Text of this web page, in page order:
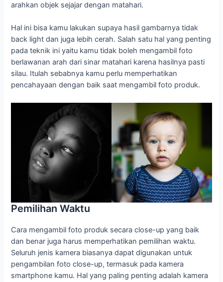
arahkan objek sejajar dengan matahari.
Hal ini bisa kamu lakukan supaya hasil gambarnya tidak
back light dan juga lebih cerah. Salah satu hal yang penting
pada teknik ini yaitu kamu tidak boleh mengambil foto
berlawanan arah dari sinar matahari karena hasilnya pasti
silau. Itulah sebabnya kamu perlu memperhatikan
pencahayaan dengan baik saat mengambil foto produk.
Pemilihan Waktu
Cara mengambil foto produk secara close-up yang baik
dan benar juga harus memperhatikan pemilihan waktu.
Seluruh jenis kamera biasanya dapat digunakan untuk
pengambilan foto close-up, termasuk pada kamera
smartphone kamu. Hal yang paling penting adalah kamera